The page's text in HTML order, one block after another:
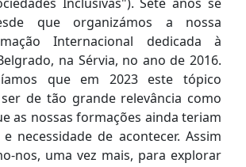
que organizámos a nossa
Internacional dedicada à
na Sérvia, no ano de 2016.
que em 2023 este tópico
de tão grande relevância como
as nossas formações ainda teriam
necessidade de acontecer. Assim
nos, uma vez mais, para explorar